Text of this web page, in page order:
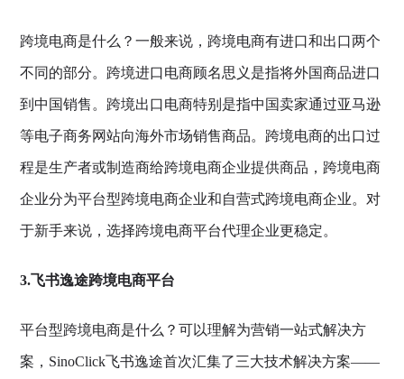
跨境电商是什么？一般来说，跨境电商有进口和出口两个
不同的部分。跨境进口电商顾名思义是指将外国商品进口
到中国销售。跨境出口电商特别是指中国卖家通过亚马逊
等电子商务网站向海外市场销售商品。跨境电商的出口过
程是生产者或制造商给跨境电商企业提供商品，跨境电商
企业分为平台型跨境电商企业和自营式跨境电商企业。对
于新手来说，选择跨境电商平台代理企业更稳定。
3.飞书逸途跨境电商平台
平台型跨境电商是什么？可以理解为营销一站式解决方
案，SinoClick飞书逸途首次汇集了三大技术解决方案——